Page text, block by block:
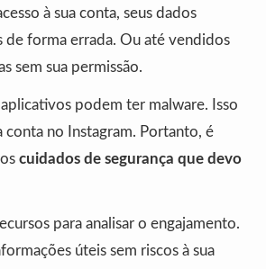
à sua conta, seus dados
de forma errada. Ou até vendidos
sem sua permissão.
podem ter malware. Isso
conta no Instagram. Portanto, é
cuidados de segurança que devo
para analisar o engajamento.
úteis sem riscos à sua